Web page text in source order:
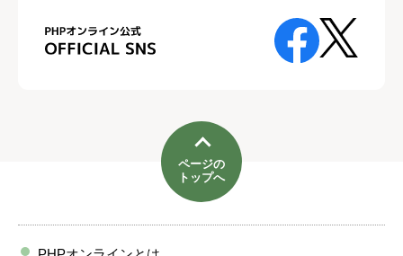
ページの
トップへ